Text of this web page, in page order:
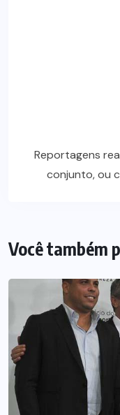
Reportagens
conjunto, ou
Você também